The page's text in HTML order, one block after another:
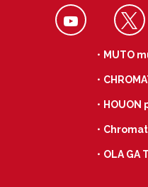
・MUTO
・
・
・
・OLA GA